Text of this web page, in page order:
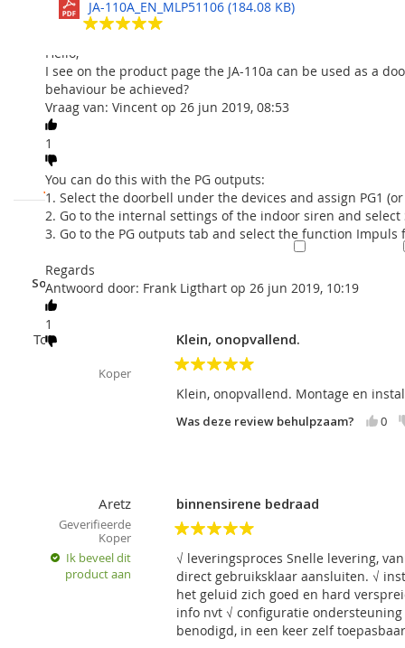
van een detector.
Een alarmsirene binnenshuis;
Een draadloze deurbel;
Een door een detector geactiveerd geluidssignaal;
JA-110A internal siren
Addressableand occupies one control panel logical position
Specificaties JA-110A
Voeding
Current consumption in standby (quiescent)
5 mA
Current consumption for choice of cable
30 mA
Classificatie
Environment according to
Operating temperature range
-10 to +40
Complies with
EN
5
50%
sterren
Met Plaatjes
Sorteer op Beoordeling Nieuwste Behulpzaamheid
Toon Westgeest
Koper
Klein, onopvallend.
Klein, onopvallend. Montage en
Was deze review behulpzaam? 0
Aretz
Geverifieerde
Koper
Ik beveel dit
product aan
binnensirene bedraad
√ leveringsproces Snelle levering,
direct gebruiksklaar aansluiten. √
het geluid zich goed en hard
info nvt √ configuratie
benodigd, in een keer zelf toepasbaar
Bekijk alles
Stel een vraag
Hello,
I see on the product page the JA-110a can be used as a
behaviour be achieved?
Vraag van: Vincent op 26 jun 2019, 08:53
1
You can do this with the PG outputs:
1. Select the doorbell under the devices and assign PG1
2. Go to the internal settings of the indoor siren and
3. Go to the PG outputs tab and select the function Impuls
Regards
Antwoord door: Frank Ligthart op 26 jun 2019, 10:19
1
JA-110A_EN_MLP51106 (184.08 KB)